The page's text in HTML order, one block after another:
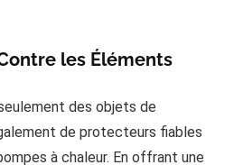
les Éléments
des objets de
de protecteurs fiables
à chaleur. En offrant une